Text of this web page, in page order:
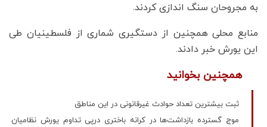
به مجروحان سنگ اندازی کردند.
منابع محلی همچنین از دستگیری شماری از فلسطینیان طی
این یورش خبر دادند.
همچنین بخوانید
ثبت بیشترین تعداد حوادث غیرقانونی در این مناطق
موج گسترده بازداشت‌ها در کرانه باختری درپی تداوم یورش نظامیان